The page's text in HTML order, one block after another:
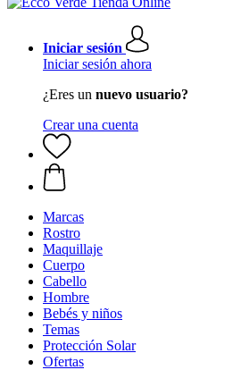
Iniciar sesión
Iniciar sesión ahora
¿Eres un nuevo usuario?
Crear una cuenta
Marcas
Rostro
Maquillaje
Cuerpo
Cabello
Hombre
Bebés y niños
Temas
Protección Solar
Ofertas